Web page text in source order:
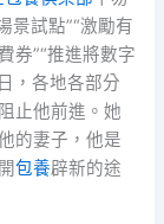
景試點”“激勵有
券”“推進將數字
，各地各部分
止他前進。她
的妻子，他是
包養辟新的途